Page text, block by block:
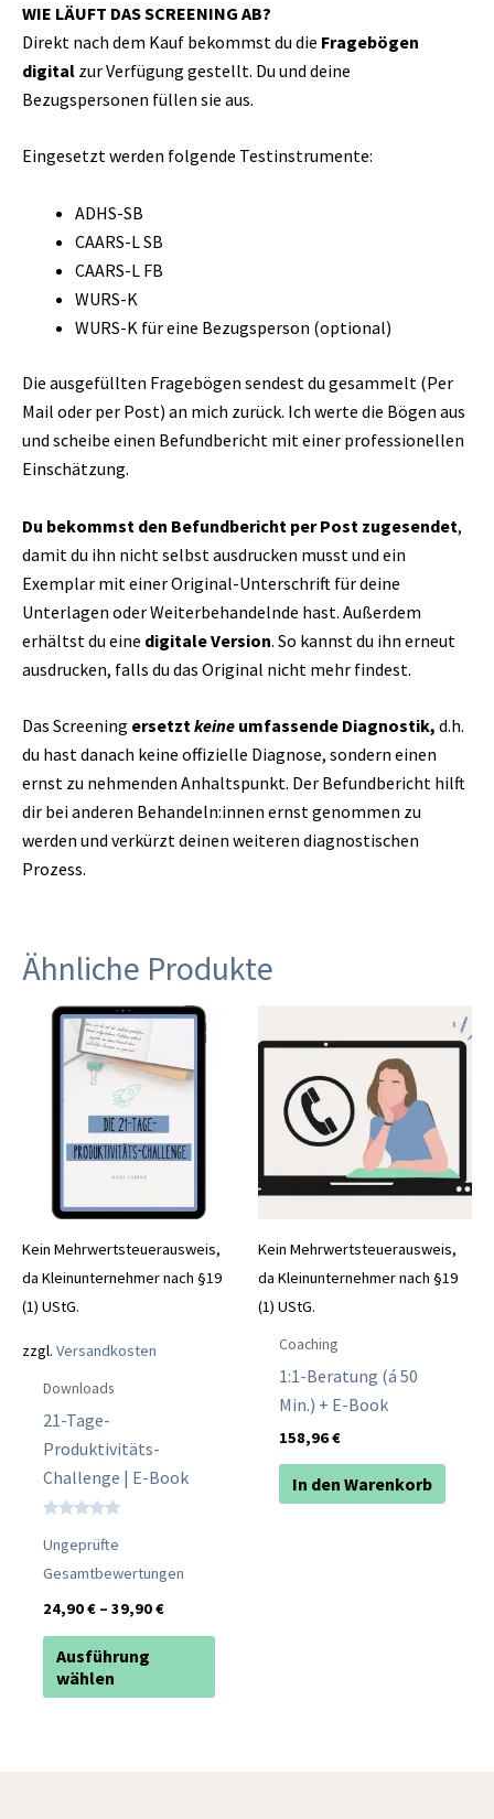
WIE LÄUFT DAS SCREENING AB?
Direkt nach dem Kauf bekommst du die Fragebögen
digital zur Verfügung gestellt. Du und deine
Bezugspersonen füllen sie aus.
Eingesetzt werden folgende Testinstrumente:
ADHS-SB
CAARS-L SB
CAARS-L FB
WURS-K
WURS-K für eine Bezugsperson (optional)
Die ausgefüllten Fragebögen sendest du gesammelt (Per
Mail oder per Post) an mich zurück. Ich werte die Bögen aus
und scheibe einen Befundbericht mit einer professionellen
Einschätzung.
Du bekommst den Befundbericht per Post zugesendet,
damit du ihn nicht selbst ausdrucken musst und ein
Exemplar mit einer Original-Unterschrift für deine
Unterlagen oder Weiterbehandelnde hast. Außerdem
erhältst du eine digitale Version. So kannst du ihn erneut
ausdrucken, falls du das Original nicht mehr findest.
Das Screening ersetztkeine umfassende Diagnostik, d.h.
du hast danach keine offizielle Diagnose, sondern einen
ernst zu nehmenden Anhaltspunkt. Der Befundbericht hilft
dir bei anderen Behandeln:innen ernst genommen zu
werden und verkürzt deinen weiteren diagnostischen
Prozess.
Ähnliche Produkte
Kein Mehrwertsteuerausweis,
da Kleinunternehmer nach §19
(1) UStG.
zzgl. Versandkosten
Downloads
21-Tage-
Produktivitäts-
Challenge | E-Book
5.00
von 5
Ungeprüfte
Gesamtbewertungen
24,90€ –39,90€
Ausführung
wählen
Produkt
Varianten
können
auf
Produktseite
Kein Mehrwertsteuerausweis,
da Kleinunternehmer nach §19
(1) UStG.
Coaching
1:1-Beratung (á 50
Min.) + E-Book
158,96€
In den Warenkorb